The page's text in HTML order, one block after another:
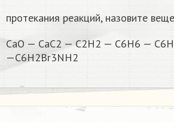
протекания реакций, назовите
CaO — CaC2 — C2H2 — C6H6 —
—C6H2Br3NH2